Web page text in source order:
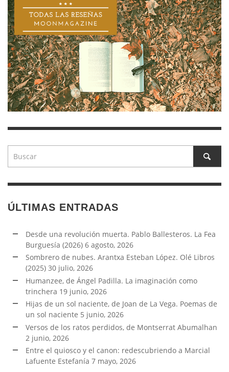
ÚLTIMAS ENTRADAS
Desde una revolución muerta. Pablo Ballesteros. La Fea
Burguesía (2026) 6 agosto, 2026
Sombrero de nubes. Arantxa Esteban López. Olé Libros
(2025) 30 julio, 2026
Humanzee, de Ángel Padilla. La imaginación como
trinchera 19 junio, 2026
Hijas de un sol naciente, de Joan de La Vega. Poemas de
un sol naciente 5 junio, 2026
Versos de los ratos perdidos, de Montserrat Abumalhan
2 junio, 2026
Entre el quiosco y el canon: redescubriendo a Marcial
Lafuente Estefanía 7 mayo, 2026